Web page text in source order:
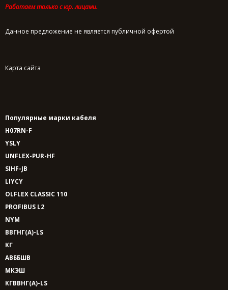
Работаем только с юр. лицами.
Данное предложение не является публичной офертой
Карта сайта
Популярные марки кабеля
H07RN-F
YSLY
UNFLEX-PUR-HF
SIHF-JB
LIYCY
OLFLEX CLASSIC 110
PROFIBUS L2
NYM
ВВГНГ(A)-LS
КГ
АВББШВ
МКЭШ
КГВВНГ(A)-LS